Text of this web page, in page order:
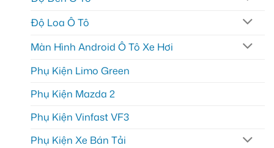
Độ Loa Ô Tô
Màn Hình Android Ô Tô Xe Hơi
Phụ Kiện Limo Green
Phụ Kiện Mazda 2
Phụ Kiện Vinfast VF3
Phụ Kiện Xe Bán Tải